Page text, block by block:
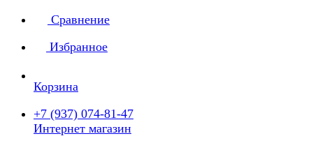
Сравнение
Избранное
Корзина
+7 (937) 074-81-47
Интернет магазин